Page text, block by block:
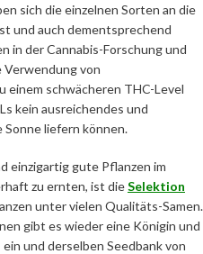
sich die einzelnen Sorten an die
und auch dementsprechend
in der Cannabis-Forschung und
Verwendung von
einem schwächeren THC-Level
kein ausreichendes und
liefern können.
einzigartig gute Pflanzen im
zu ernten, ist dieSelektion
unter vielen Qualitäts-Samen.
gibt es wieder eine Königin und
und derselben Seedbank von